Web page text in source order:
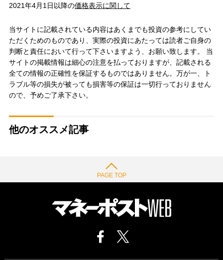
2021年4月1日以降の価格表示に関して
当サイトに記載されている内容はあくまでも投資の参考にしてい
ただくためのものであり、実際の投資にあたっては読者ご自身の
判断と責任において行って下さいますよう、お願い致します。 当
サイトの掲載情報は細心の注意を払っておりますが、記載される
全ての情報の正確性を保証するものではありません。万が一、ト
ラブル等の損失が被っても損害等の保証は一切行っておりません
ので、予めご了承下さい。
他のオススメ記事
PAGE TOP